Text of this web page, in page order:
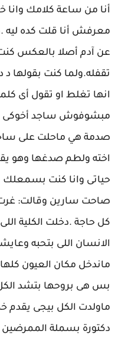
أنا من ساعة كلامك وانا
معرفش أنا قلت كده ليه
عن آدم أصلا بالعكس
تقفله.ولما كنت بقولها
انها تغلط او تقول أى
مبشوفوش ساجد أخوكى
صدمة هي ماحلت على
اخته ولطم صدغها وهو
حياتى وانا كنت بسمعلك
صاحت سارين وقالت: غرت
كل حاجة .دخلت الكلية
الانسان اللى بتحبه
ماندخل مكان العيون
بس هى بروحها بتشد
ماولدت الكل بيجى يقدم
دكتورة بسملة الممرضين